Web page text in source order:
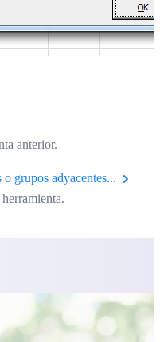
anterior.
grupos adyacentes...